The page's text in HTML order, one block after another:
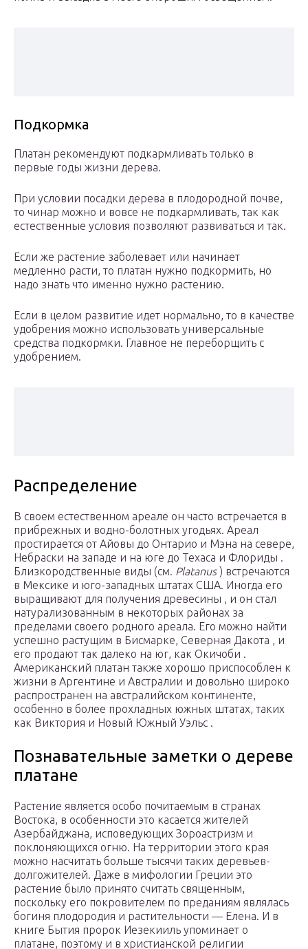
Подкормка
Платан рекомендуют подкармливать только в
первые годы жизни дерева.
При условии посадки дерева в плодородной почве,
то чинар можно и вовсе не подкармливать, так как
естественные условия позволяют развиваться и так.
Если же растение заболевает или начинает
медленно расти, то платан нужно подкормить, но
надо знать что именно нужно растению.
Если в целом развитие идет нормально, то в качестве
удобрения можно использовать универсальные
средства подкормки. Главное не переборщить с
удобрением.
Распределение
В своем естественном ареале он часто встречается в
прибрежных и водно-болотных угодьях. Ареал
простирается от Айовы до Онтарио и Мэна на севере,
Небраски на западе и на юге до Техаса и Флориды .
Близкородственные виды (см. Platanus) встречаются
в Мексике и юго-западных штатах США. Иногда его
выращивают для получения древесины , и он стал
натурализованным в некоторых районах за
пределами своего родного ареала. Его можно найти
успешно растущим в Бисмарке, Северная Дакота , и
его продают так далеко на юг, как Окичоби .
Американский платан также хорошо приспособлен к
жизни в Аргентине и Австралии и довольно широко
распространен на австралийском континенте,
особенно в более прохладных южных штатах, таких
как Виктория и Новый Южный Уэльс .
Познавательные заметки о дереве
платане
Растение является особо почитаемым в странах
Востока, в особенности это касается жителей
Азербайджана, исповедующих Зороастризм и
поклоняющихся огню. На территории этого края
можно насчитать больше тысячи таких деревьев-
долгожителей. Даже в мифологии Греции это
растение было принято считать священным,
поскольку его покровителем по преданиям являлась
богиня плодородия и растительности — Елена. И в
книге Бытия пророк Иезекииль упоминает о
платане, поэтому и в христианской религии